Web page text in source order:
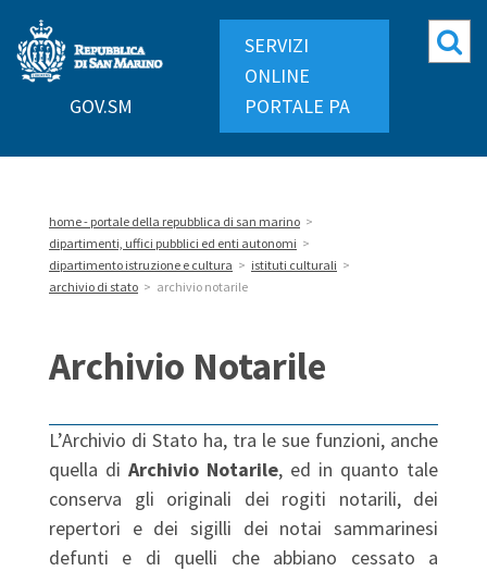
Repubblica
di
GOV.SM
SERVIZI
ONLINE
PORTALE PA
home - portale della repubblica di san marino >
dipartimenti, uffici pubblici ed enti autonomi >
dipartimento istruzione e cultura > istituti culturali >
archivio di stato > archivio notarile
Archivio Notarile
L’Archivio di Stato ha, tra le sue funzioni, anche
quella di Archivio Notarile, ed in quanto tale
conserva gli originali dei rogiti notarili, dei
repertori e dei sigilli dei notai sammarinesi
defunti e di quelli che abbiano cessato a